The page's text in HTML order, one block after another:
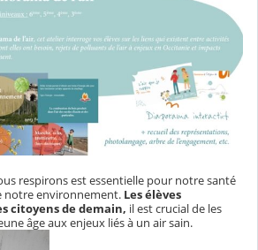
respirons est essentielle pour notre santé
notre environnement. Les élèves
citoyens de demain, il est crucial de les
âge aux enjeux liés à un air sain.